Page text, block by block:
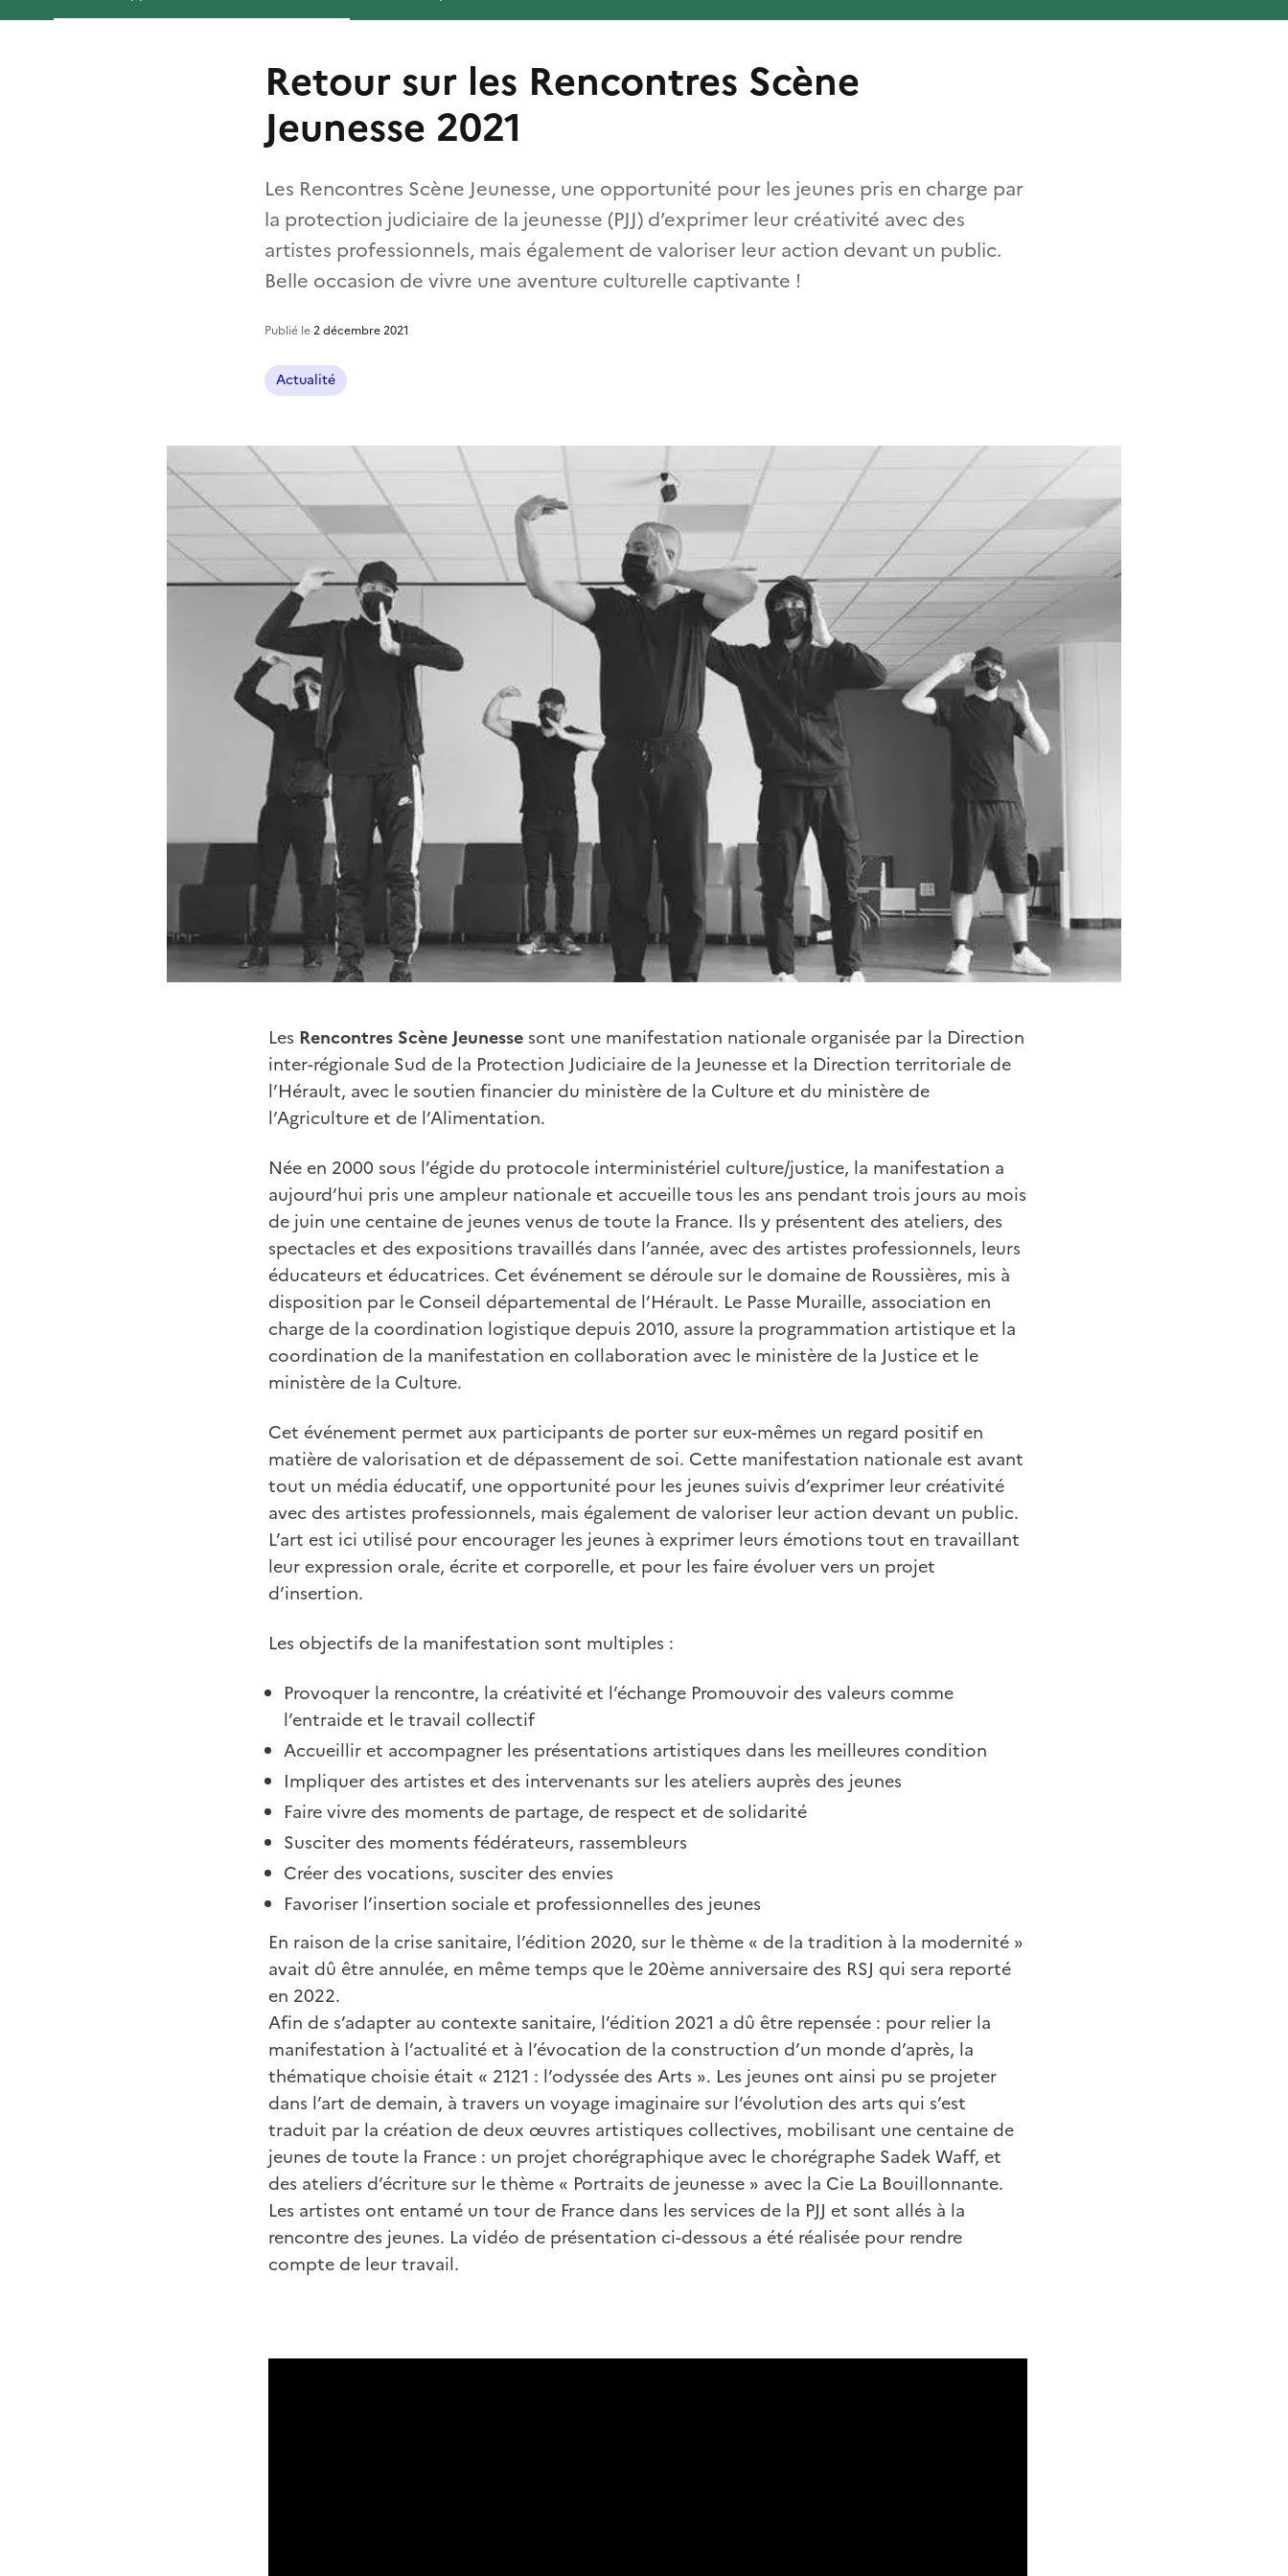
Retour sur les Rencontres Scène
Jeunesse 2021
Les Rencontres Scène Jeunesse, une opportunité pour les jeunes pris en charge par
la protection judiciaire de la jeunesse (PJJ) d’exprimer leur créativité avec des
artistes profession­nels, mais également de valoriser leur action devant un public.
Belle occasion de vivre une aventure culturelle captivante !
Publié le2 décembre 2021
Actualité
Les Rencontres Scène Jeunesse sont une manifestation nationale organisée par la Direction
inter-régionale Sud de la Protection Judiciaire de la Jeunesse et la Direction territoriale de
l’Hérault, avec le soutien financier du ministère de la Culture et du ministère de
l’Agriculture et de l’Alimentation.
Née en 2000 sous l’égide du protocole interministériel culture/justice, la manifestation a
aujourd’hui pris une ampleur nationale et accueille tous les ans pendant trois jours au mois
de juin une centaine de jeunes venus de toute la France. Ils y présentent des ateliers, des
spectacles et des expositions travaillés dans l’année, avec des artistes professionnels, leurs
éducateurs et éducatrices. Cet événement se déroule sur le domaine de Roussières, mis à
disposition par le Conseil départemental de l’Hérault. Le Passe Muraille, association en
charge de la coordination logistique depuis 2010, assure la programmation artistique et la
coordination de la manifestation en collaboration avec le ministère de la Justice et le
ministère de la Culture.
Cet événement permet aux participants de porter sur eux-mêmes un regard positif en
matière de valorisation et de dépassement de soi. Cette manifestation nationale est avant
tout un média éducatif, une opportunité pour les jeunes suivis d’exprimer leur créativité
avec des artistes profession­nels, mais également de valoriser leur action devant un public.
L’art est ici utilisé pour encourager les jeunes à exprimer leurs émotions tout en travaillant
leur expression orale, écrite et corporelle, et pour les faire évoluer vers un projet
d’insertion.
Les objectifs de la manifestation sont multiples :
Provoquer la rencontre, la créativité et l’échange Promouvoir des valeurs comme
l’entraide et le travail collectif
Accueillir et accompagner les présentations artistiques dans les meilleures condition
Impliquer des artistes et des intervenants sur les ateliers auprès des jeunes
Faire vivre des moments de partage, de respect et de solidarité
Susciter des moments fédérateurs, rassembleurs
Créer des vocations, susciter des envies
Favoriser l’insertion sociale et professionnelles des jeunes
En raison de la crise sanitaire, l’édition 2020, sur le thème « de la tradition à la modernité »
avait dû être annulée, en même temps que le 20ème anniversaire des RSJ qui sera reporté
en 2022.
Afin de s’adapter au contexte sanitaire, l’édition 2021 a dû être repensée : pour relier la
manifestation à l’actualité et à l’évocation de la construction d’un monde d’après, la
thématique choisie était « 2121 : l’odyssée des Arts ». Les jeunes ont ainsi pu se projeter
dans l’art de demain, à travers un voyage imaginaire sur l’évolution des arts qui s’est
traduit par la création de deux œuvres artistiques collectives, mobilisant une centaine de
jeunes de toute la France : un projet chorégraphique avec le chorégraphe Sadek Waff, et
des ateliers d’écriture sur le thème « Portraits de jeunesse » avec la Cie La Bouillonnante.
Les artistes ont entamé un tour de France dans les services de la PJJ et sont allés à la
rencontre des jeunes. La vidéo de présentation ci-dessous a été réalisée pour rendre
compte de leur travail.